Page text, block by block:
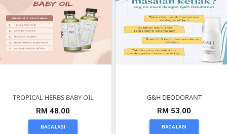
BACA LAGI BACA LAGI
SABAH(0)
JOHOR(8)
MELAKA(53)